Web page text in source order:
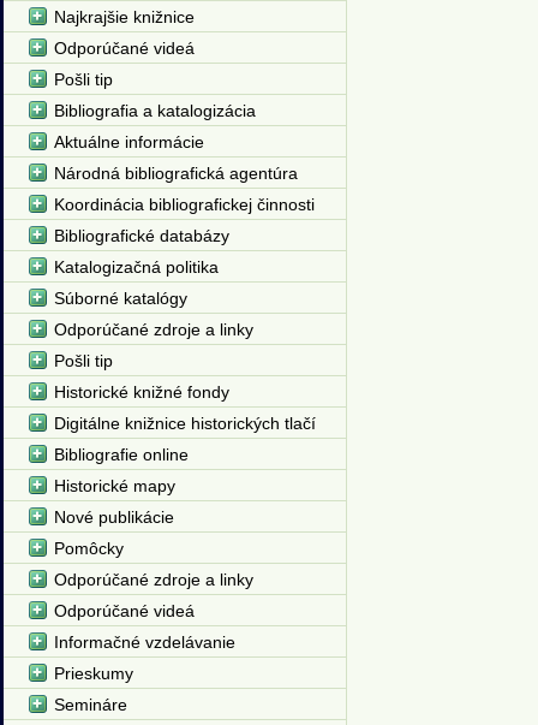
Najkrajšie knižnice
Odporúčané videá
Pošli tip
Bibliografia a katalogizácia
Aktuálne informácie
Národná bibliografická agentúra
Koordinácia bibliografickej činnosti
Bibliografické databázy
Katalogizačná politika
Súborné katalógy
Odporúčané zdroje a linky
Pošli tip
Historické knižné fondy
Digitálne knižnice historických tlačí
Bibliografie online
Historické mapy
Nové publikácie
Pomôcky
Odporúčané zdroje a linky
Odporúčané videá
Informačné vzdelávanie
Prieskumy
Semináre